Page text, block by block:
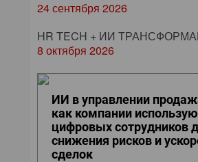
24 сентября 2026
HR TECH + ИИ
8 октября 2026
ИИ в управлении
как компании
цифровых сотрудников
снижения рисков и
сделок